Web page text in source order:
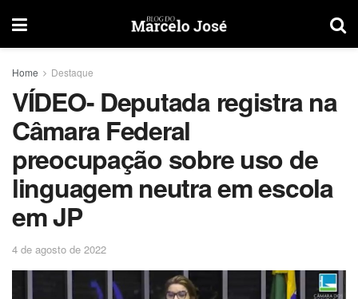
Home Destaque
VÍDEO- Deputada registra na
Câmara Federal
preocupação sobre uso de
linguagem neutra em escola
em JP
4 de agosto de 2022